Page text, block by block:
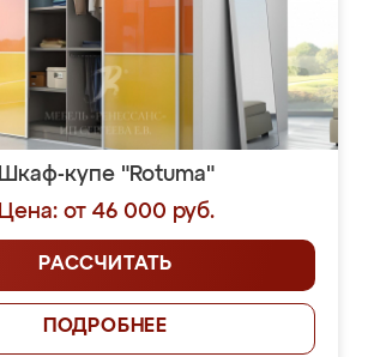
Шкаф-купе "Rotuma"
Цена: от 46 000 руб.
РАССЧИТАТЬ
ПОДРОБНЕЕ